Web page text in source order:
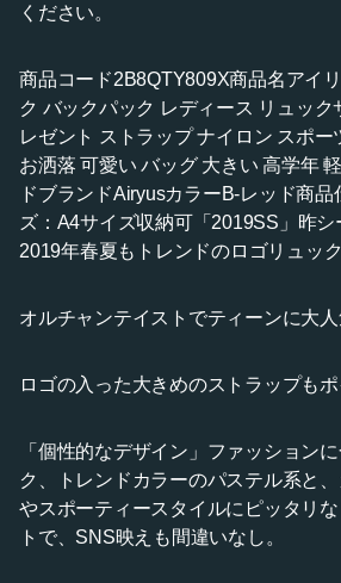
ください。
商品コード2B8QTY809X商品名アイ
ク バックパック レディース リュッ
レゼント ストラップ ナイロン スポー
お洒落 可愛い バッグ 大きい 高学年
ドブランドAiryusカラーB-レッド商品
ズ：A4サイズ収納可「2019SS」昨シ
2019年春夏もトレンドのロゴリュック
オルチャンテイストでティーンに大人
ロゴの入った大きめのストラップもポ
「個性的なデザイン」ファッション
ク、トレンドカラーのパステル系と
やスポーティースタイルにピッタリ
トで、SNS映えも間違いなし。